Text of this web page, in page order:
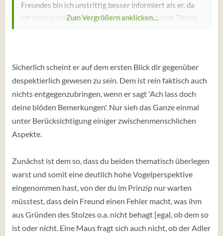
Freundes bin ich unstrittig besser informiert als er, da
ich mich schon mein ganzes Leben lang mit dem Thema
auseinandergesetzt habe. Er dagegen ist ein Neuling auf
auch immer wieder mit Zustimmung und Interesse
aufgenommen wird.
Irgendwann hat sich plötzlich mein Freund aber so in
Rage geredet mit der dritten Person dass er zu mir sagt
"Ach lass doch deine blöden Bemerkungen" und er sagt
Zum Vergrößern anklicken....
Sicherlich scheint er auf dem ersten Blick dir gegenüber
despektierlich gewesen zu sein. Dem ist rein faktisch auch
nichts entgegenzubringen, wenn er sagt 'Ach lass doch
deine blöden Bemerkungen'. Nur sieh das Ganze einmal
unter Berücksichtigung einiger zwischenmenschlichen
Aspekte.
Zunächst ist dem so, dass du beiden thematisch überlegen
warst und somit eine deutlich hohe Vogelperspektive
eingenommen hast, von der du im Prinzip nur warten
müsstest, dass dein Freund einen Fehler macht, was ihm
aus Gründen des Stolzes o.a. nicht behagt [egal, ob dem so
ist oder nicht. Eine Maus fragt sich auch nicht, ob der Adler